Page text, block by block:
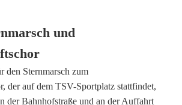
und
den Sternmarsch zum
der auf dem TSV-Sportplatz stattfindet,
der Bahnhofstraße und an der Auffahrt